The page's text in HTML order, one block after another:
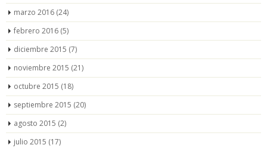
marzo 2016 (24)
febrero 2016 (5)
diciembre 2015 (7)
noviembre 2015 (21)
octubre 2015 (18)
septiembre 2015 (20)
agosto 2015 (2)
julio 2015 (17)